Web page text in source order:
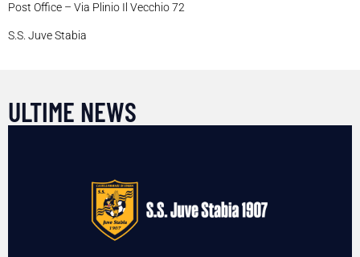
Post Office – Via Plinio Il Vecchio 72
S.S. Juve Stabia
ULTIME NEWS